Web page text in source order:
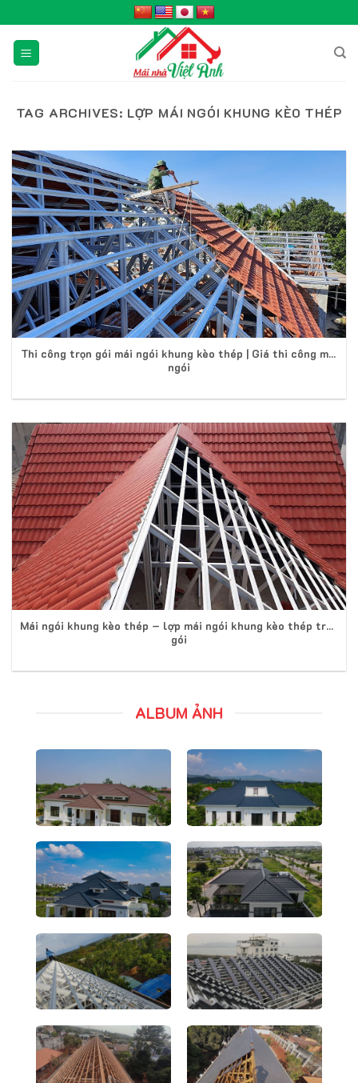
to
content
TAG ARCHIVES: LỢP MÁI NGÓI KHUNG KÈO THÉP
Thi công trọn gói mái ngói khung kèo thép | Giá thi công mái
ngói
Mái ngói khung kèo thép – lợp mái ngói khung kèo thép trọn
gói
ALBUM ẢNH